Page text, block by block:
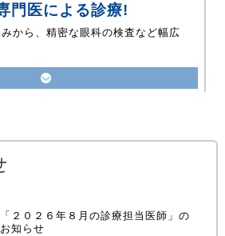
門医による診療!
から、精密な眼科の検査など幅広
「２０２６年８月の診療担当医師」の
お知らせ